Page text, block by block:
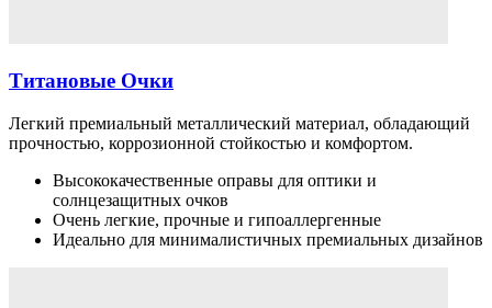
Титановые Очки
Легкий премиальный металлический материал, обладающий
прочностью, коррозионной стойкостью и комфортом.
Высококачественные оправы для оптики и
солнцезащитных очков
Очень легкие, прочные и гипоаллергенные
Идеально для минималистичных премиальных дизайнов